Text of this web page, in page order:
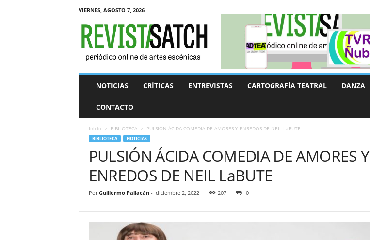
VIERNES, AGOSTO 7, 2026
NOTICIAS CRÍTICAS ENTREVISTAS CARTOGRAFÍA TEATRAL DANZA
CONTACTO
Inicio BIBLIOTECA PULSIÓN ÁCIDA COMEDIA DE AMORES Y ENREDOS DE NEIL LaBUTE
BIBLIOTECA NOTICIAS
PULSIÓN ÁCIDA COMEDIA DE AMORES Y
ENREDOS DE NEIL LaBUTE
Por Guillermo Pallacán- diciembre 2, 2022 207 0